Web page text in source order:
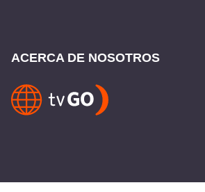
ACERCA DE NOSOTROS